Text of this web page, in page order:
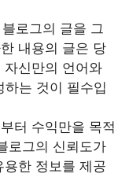
로그의 글을 그
내용의 글은 당
신만의 언어와
하는 것이 필수입
터 수익만을 목적
로그의 신뢰도가
한 정보를 제공